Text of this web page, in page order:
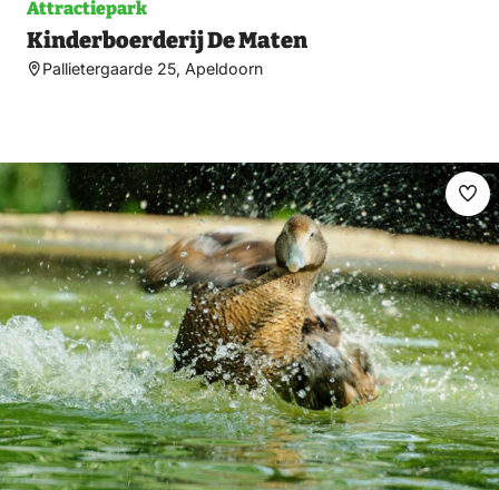
Attractiepark
Kinderboerderij De Maten
Pallietergaarde 25, Apeldoorn